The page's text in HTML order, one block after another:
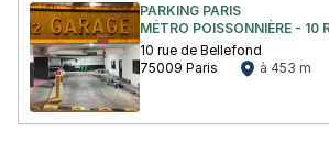
PARKING PARIS
MÉTRO POISSONNIÈRE - 10
10 rue de Bellefond
75009 Paris
à 453 m